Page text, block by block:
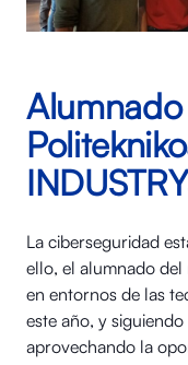
La ciberseguridad
ello, el alumnado del
en entornos de las
este año, y
aprovechando la